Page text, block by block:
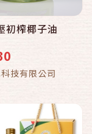
初榨椰子油
技有限公司